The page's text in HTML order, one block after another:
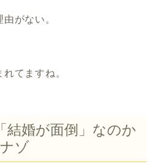
がない。
てますね。
結婚が面倒」なのか
ゾ